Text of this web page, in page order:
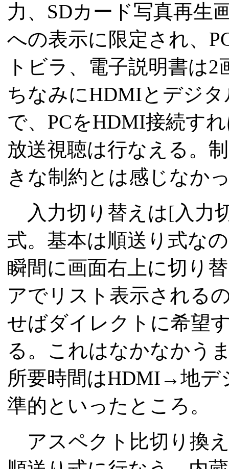
力、SDカード写真再生
への表示に限定され、
トビラ、電子説明書は
ちなみにHDMIとデジ
で、PCをHDMI接続す
放送視聴は行なえる。
きな制約とは感じなか
入力切り替えは[入力
式。基本は順送り式な
瞬間に画面右上に切り
アでリスト表示される
せばダイレクトに希望
る。これはなかなかう
所要時間はHDMI→地デ
準的といったところ。
アスペクト比切り換